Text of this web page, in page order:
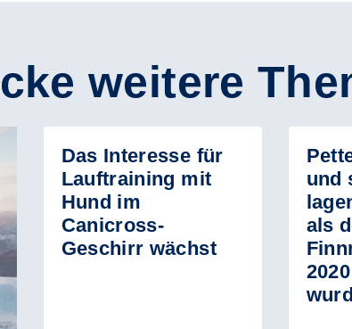
weitere
Das Interesse für
Lauftraining mit
Hund im
Canicross-
Geschirr wächst
und
als